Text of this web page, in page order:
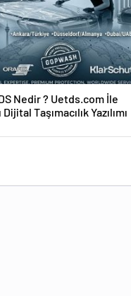
Nedir ? Uetds.com İle
Dijital Taşımacılık Yazılımı